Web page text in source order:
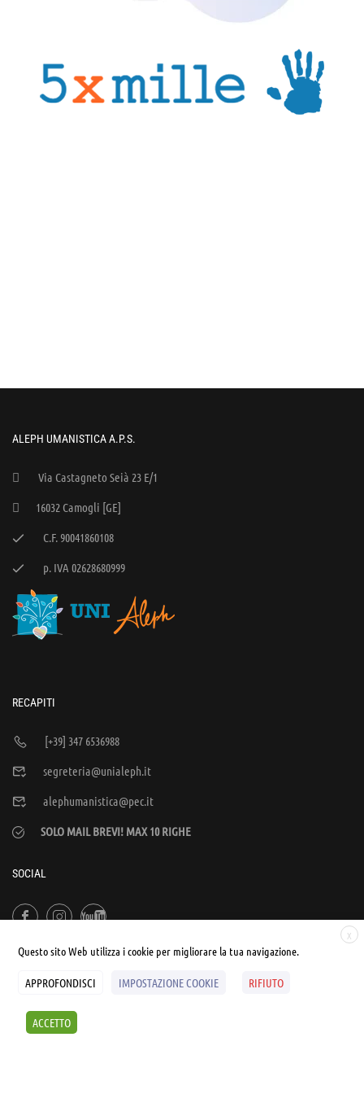
ALEPH UMANISTICA A.P.S.
Via Castagneto Seià 23 E/1
16032 Camogli [GE]
C.F. 90041860108
p. IVA 02628680999
RECAPITI
[+39] 347 6536988
segreteria@unialeph.it
alephumanistica@pec.it
SOLO MAIL BREVI! MAX 10 RIGHE
SOCIAL
Sintesi e liberatorie
X
Questo sito Web utilizza i cookie per migliorare la tua navigazione.
APPROFONDISCI IMPOSTAZIONE COOKIE RIFIUTO
ACCETTO